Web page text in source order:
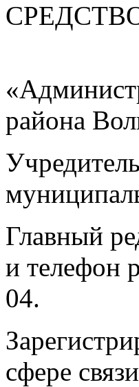
района
Главный
и телефон
04.
сфере